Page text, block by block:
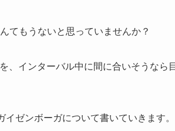
てもうないと思っていませんか？
、インターバル中に間に合いそうなら目
ゼンボーガについて書いていきます。